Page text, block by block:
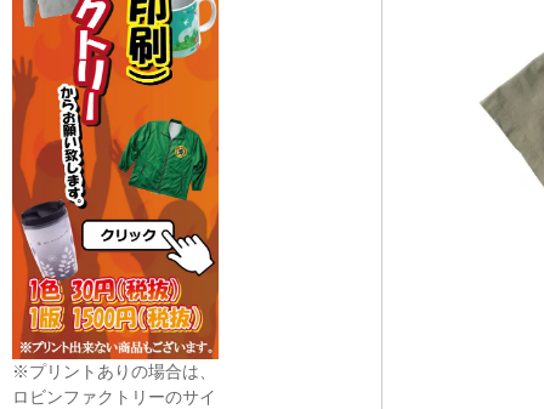
※プリントありの場合は、
ロビンファクトリーのサイ